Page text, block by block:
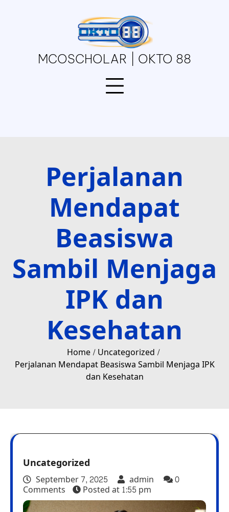
MCOSCHOLAR | OKTO 88
Perjalanan
Mendapat
Beasiswa
Sambil Menjaga
IPK dan
Kesehatan
Home Uncategorized
Perjalanan Mendapat Beasiswa Sambil Menjaga IPK
dan Kesehatan
Uncategorized
September 7, 2025 admin 0
Comments Posted at1:55 pm